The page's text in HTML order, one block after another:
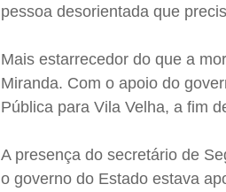
pessoa desorientada que
Mais estarrecedor do que a
Miranda. Com o apoio do
Pública para Vila Velha, a fim
A presença do secretário de
o governo do Estado estava